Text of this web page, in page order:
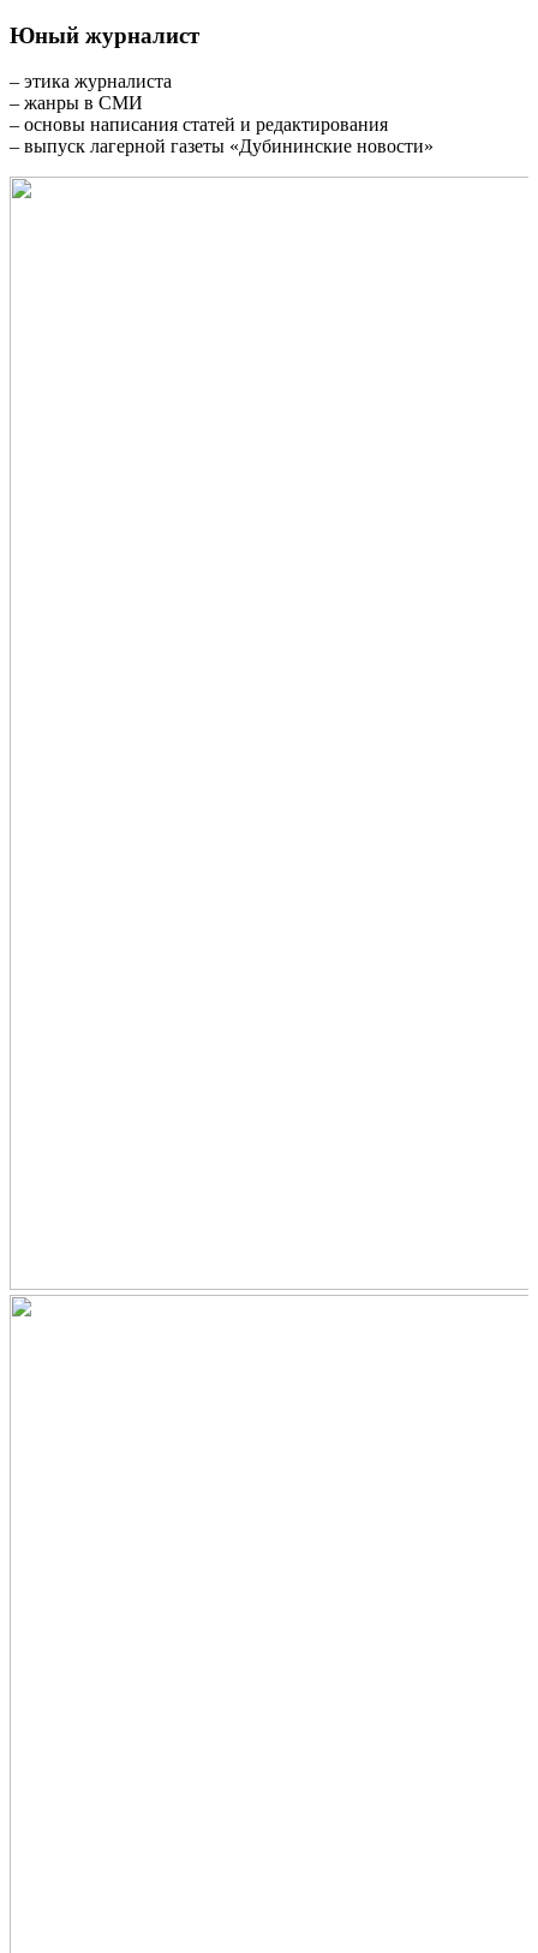
Юный журналист
– этика журналиста
– жанры в СМИ
– основы написания статей и редактирования
– выпуск лагерной газеты «Дубининские новости»